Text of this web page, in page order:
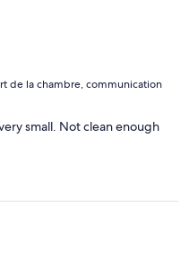
de la chambre, communication
small. Not clean enough